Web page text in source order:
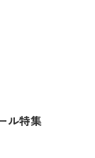
ル特集